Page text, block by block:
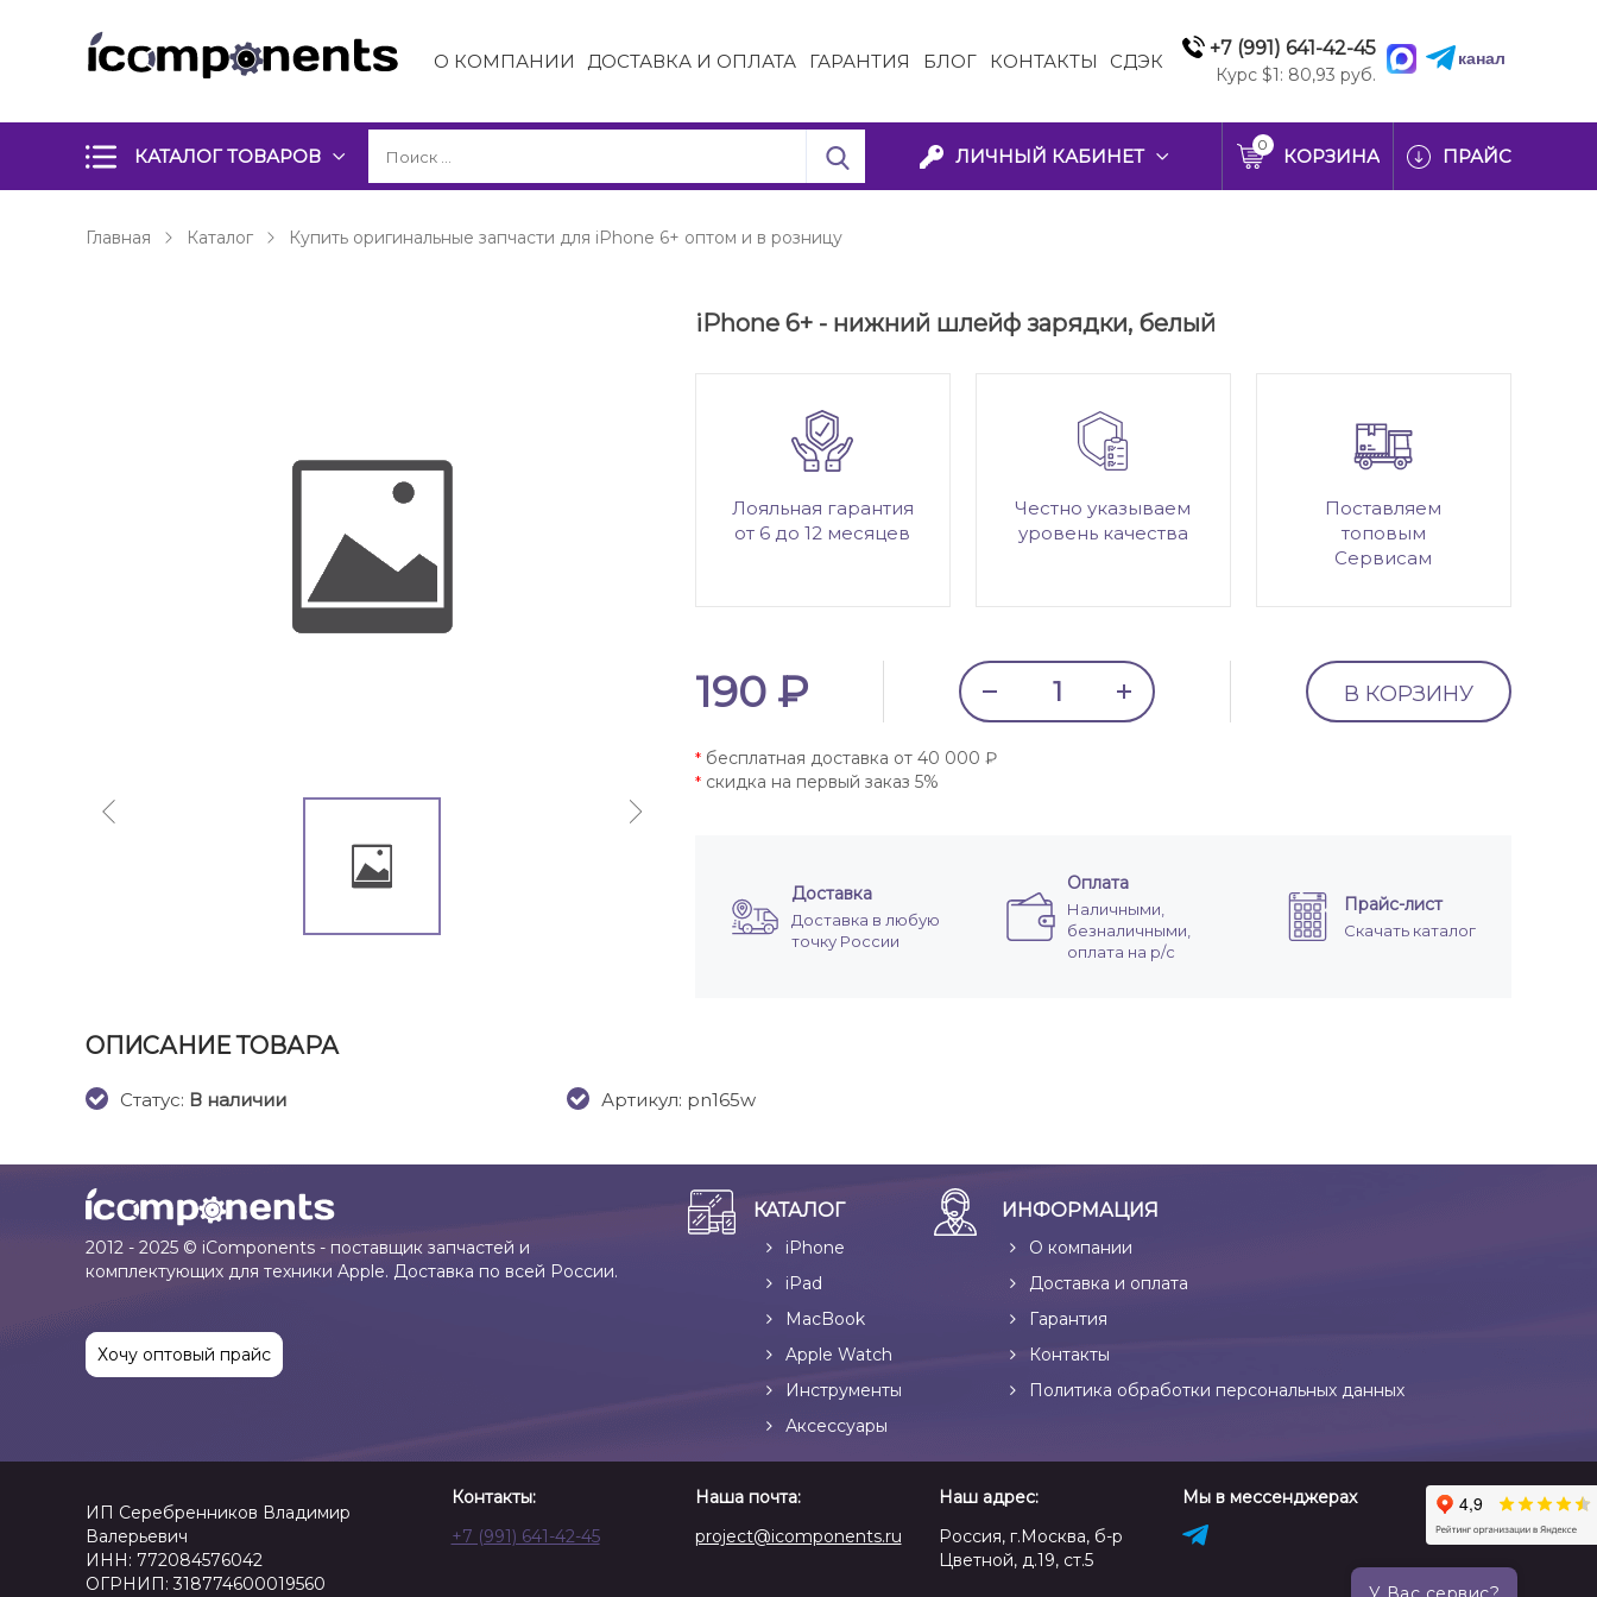
О КОМПАНИИ ДОСТАВКА И ОПЛАТА ГАРАНТИЯ БЛОГ КОНТАКТЫ СДЭК
+7 (991) 641-42-45
Курс $1: 80,93 руб.
канал
КАТАЛОГ ТОВАРОВ ЛИЧНЫЙ КАБИНЕТ
0
КОРЗИНА ПРАЙС
Главная Каталог Купить оригинальные запчасти для iPhone 6+ оптом и в розницу
iPhone 6+ - нижний шлейф зарядки, белый
Лояльная гарантия
от 6 до 12 месяцев
Честно указываем
уровень качества
Поставляем
топовым
Сервисам
190 ₽ В КОРЗИНУ
*бесплатная доставка от 40 000 ₽
*скидка на первый заказ 5%
Доставка
Доставка в любую
точку России
Оплата
Наличными,
безналичными,
оплата на р/с
Прайс-лист
Скачать каталог
ОПИСАНИЕ ТОВАРА
Cтатус: В наличии Артикул: pn165w
2012 - 2025 © iComponents - поставщик запчастей и
комплектующих для техники Apple. Доставка по всей России.
Хочу оптовый прайс
КАТАЛОГ
iPhone
iPad
MacBook
Apple Watch
Инструменты
Аксессуары
ИНФОРМАЦИЯ
О компании
Доставка и оплата
Гарантия
Контакты
Политика обработки персональных данных
ИП Серебренников Владимир
Валерьевич
ИНН: 772084576042
ОГРНИП: 318774600019560
Контакты:
+7 (991) 641-42-45
Наша почта:
project@icomponents.ru
Наш адрес:
Россия, г.Москва, б-р
Цветной, д.19, ст.5
Мы в мессенджерах